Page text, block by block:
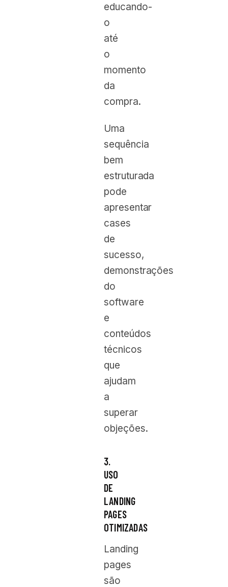
educando-
o
até
o
momento
da
compra.
Uma
sequência
bem
estruturada
pode
apresentar
cases
de
sucesso,
demonstrações
do
software
e
conteúdos
técnicos
que
ajudam
a
superar
objeções.
3.
USO
DE
LANDING
PAGES
OTIMIZADAS
Landing
pages
são